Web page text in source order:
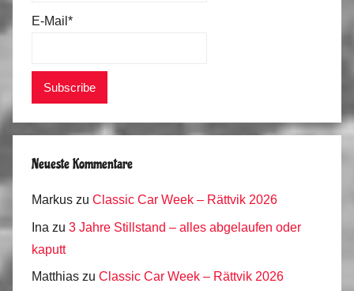
E-Mail*
Neueste Kommentare
Markus zu Classic Car Week – Rättvik 2026
Ina zu 3 Jahre Stillstand – alles abgelaufen oder
kaputt
Matthias zu Classic Car Week – Rättvik 2026